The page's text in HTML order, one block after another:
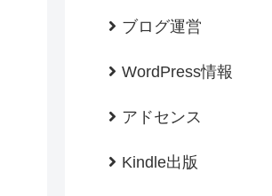
ブログ運営
WordPress情報
アドセンス
Kindle出版